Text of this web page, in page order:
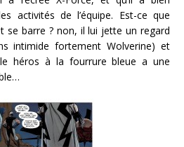
activités de l’équipe. Est-ce que
se barre ? non, il lui jette un regard
intimide fortement Wolverine) et
héros à la fourrure bleue a une